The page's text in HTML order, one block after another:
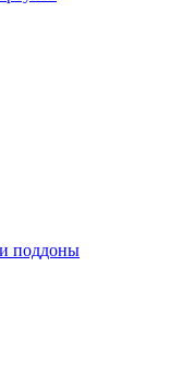
поддоны